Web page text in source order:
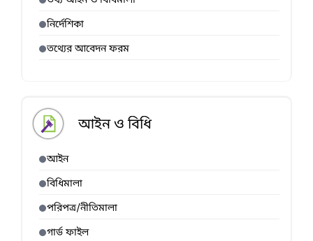
নির্দেশিকা
তথ্যের আবেদন ফরম
আইন ও বিধি
আইন
বিধিমালা
পরিপত্র/নীতিমালা
গার্ড ফাইল